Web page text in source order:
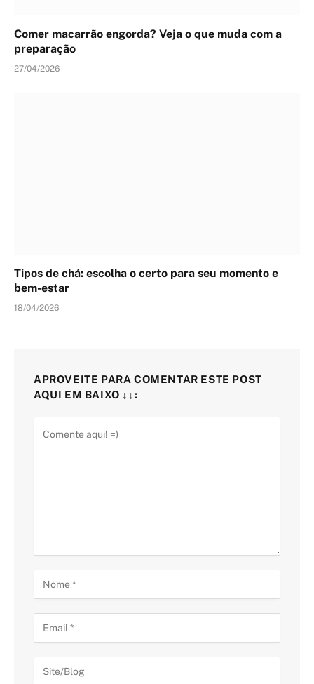
Comer macarrão engorda? Veja o que muda com a
preparação
27/04/2026
Tipos de chá: escolha o certo para seu momento e
bem-estar
18/04/2026
APROVEITE PARA COMENTAR ESTE POST
AQUI EM BAIXO ↓↓: